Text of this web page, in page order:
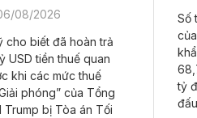
08/2026
cho biết đã hoàn trả
USD tiền thuế quan
khi các mức thuế
phóng” của Tổng
Trump bị Tòa án Tối
Số
tỷ